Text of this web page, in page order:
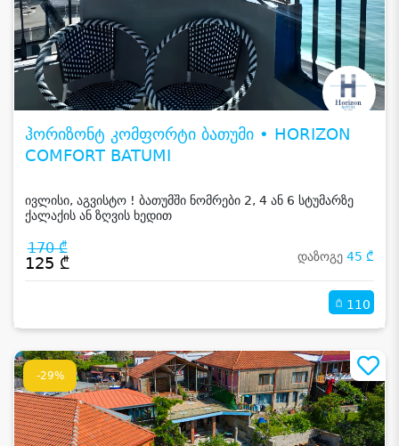
ჰორიზონტ კომფორტი ბათუმი • HORIZON
COMFORT BATUMI
ივლისი, აგვისტო ! ბათუმში ნომრები 2, 4 ან 6 სტუმარზე
ქალაქის ან ზღვის ხედით
170 ₾
125 ₾ დაზოგე 45 ₾
110
-29%